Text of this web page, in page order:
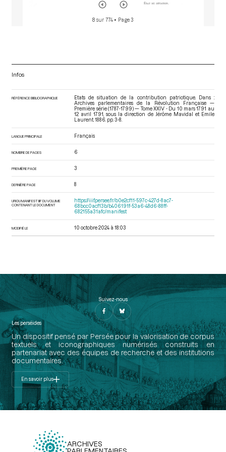
8 sur 774 • Page 3
Infos
RÉFÉRENCE BIBLIOGRAPHIQUE
Etats de situation de la contribution patriotique. Dans :
Archives parlementaires de la Révolution Française —
Première série (1787-1799) — Tome XXIV - Du 10 mars 1791 au
12 avril 1791
, sous la direction de Jérôme Mavidal et Emile
Laurent. 1886. pp. 3-8.
LANGUE PRINCIPALE Français
NOMBRE DE PAGES 6
PREMIÈRE PAGE 3
DERNIÈRE PAGE 8
URI DU MANIFEST IIIF DU VOLUME
CONTENANT LE DOCUMENT
https://iiif.persee.fr/b0e2cf11-597c-427d-8ac7-
68bcc0acf13b/b406191f-53a6-48d6-88ff-
682155a31afc/manifest
MODIFIÉ LE 10 octobre 2024 à 18:03
Suivez-nous
Les perséides
Un dispositif pensé par Persée pour la valorisation de corpus
textuels et iconographiques numérisés construits en
partenariat avec des équipes de recherche et des institutions
documentaires.
En savoir plus
ARCHIVES